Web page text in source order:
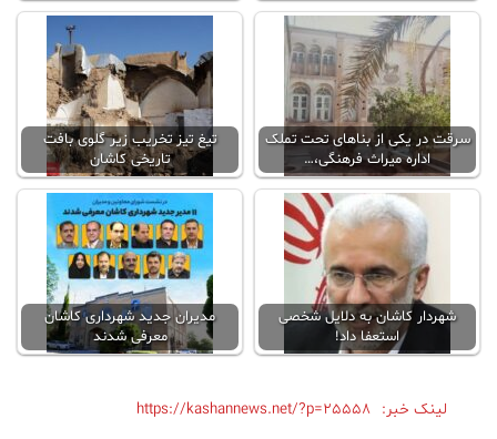
سرقت در یکی از بناهای تحت تملک
اداره میراث فرهنگی،…
تیغ تیز تخریب زیر گلوی بافت
تاریخی کاشان
شهردار کاشان به دلایل شخصی
استعفا داد!
مدیران جدید شهرداری کاشان
معرفی شدند
لینک خبر: https://kashannews.net/?p=25558